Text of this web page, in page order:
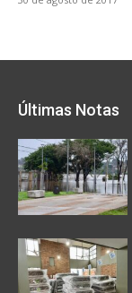
Últimas Notas